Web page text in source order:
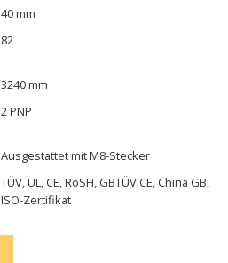
40 mm
82
3240 mm
2 PNP
Ausgestattet mit M8-Stecker
TÜV, UL, CE, RoSH, GBTÜV CE, China GB,
ISO-Zertifikat